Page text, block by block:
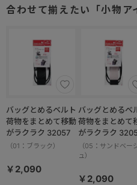
トッパー
合わせて揃えたい「小物ア
バッグとめるベルト
荷物をまとめて移動
がラクラク 32057
（01：ブラック）
￥2,090
バッグとめるベ
荷物をまとめて
がラクラク
（05：サンドベー
ュ）
￥2,090